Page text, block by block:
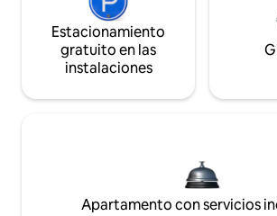
Estacionamiento
gratuito en las
instalaciones
Apartamento con servicios